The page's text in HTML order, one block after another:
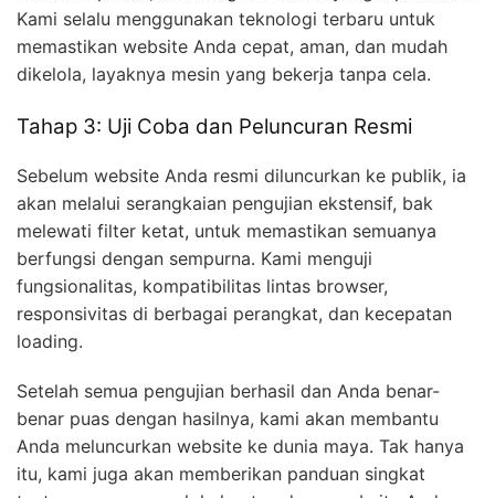
Kami selalu menggunakan teknologi terbaru untuk
memastikan website Anda cepat, aman, dan mudah
dikelola, layaknya mesin yang bekerja tanpa cela.
Tahap 3: Uji Coba dan Peluncuran Resmi
Sebelum website Anda resmi diluncurkan ke publik, ia
akan melalui serangkaian pengujian ekstensif, bak
melewati filter ketat, untuk memastikan semuanya
berfungsi dengan sempurna. Kami menguji
fungsionalitas, kompatibilitas lintas browser,
responsivitas di berbagai perangkat, dan kecepatan
loading.
Setelah semua pengujian berhasil dan Anda benar-
benar puas dengan hasilnya, kami akan membantu
Anda meluncurkan website ke dunia maya. Tak hanya
itu, kami juga akan memberikan panduan singkat